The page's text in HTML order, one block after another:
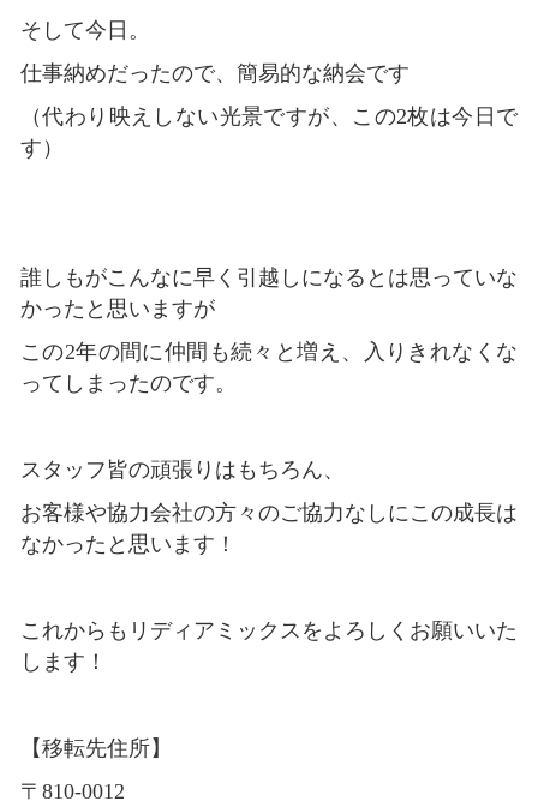
そして今日。
仕事納めだったので、簡易的な納会です
（代わり映えしない光景ですが、この2枚は今日で
す）
誰しもがこんなに早く引越しになるとは思っていな
かったと思いますが
この2年の間に仲間も続々と増え、入りきれなくな
ってしまったのです。
スタッフ皆の頑張りはもちろん、
お客様や協力会社の方々のご協力なしにこの成長は
なかったと思います！
これからもリディアミックスをよろしくお願いいた
します！
【移転先住所】
〒810-0012